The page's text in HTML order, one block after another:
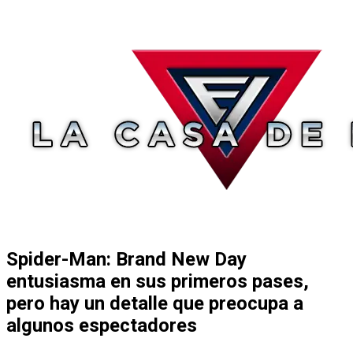
Spider-Man: Brand New Day
entusiasma en sus primeros pases,
pero hay un detalle que preocupa a
algunos espectadores